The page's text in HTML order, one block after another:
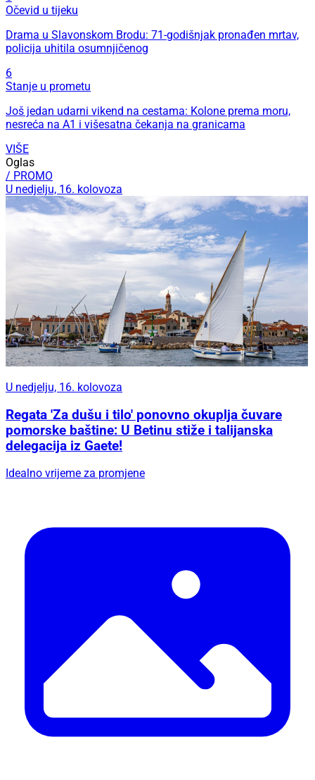
Očevid u tijeku
Drama u Slavonskom Brodu: 71-godišnjak pronađen mrtav,
policija uhitila osumnjičenog
6
Stanje u prometu
Još jedan udarni vikend na cestama: Kolone prema moru,
nesreća na A1 i višesatna čekanja na granicama
VIŠE
Oglas
/ PROMO
U nedjelju, 16. kolovoza
U nedjelju, 16. kolovoza
Regata 'Za dušu i tilo' ponovno okuplja čuvare
pomorske baštine: U Betinu stiže i talijanska
delegacija iz Gaete!
Idealno vrijeme za promjene